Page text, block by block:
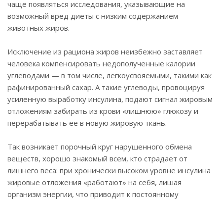
чаще появляться исследования, указывающие на
возможный вред диеты с низким содержанием
животных жиров.
Исключение из рациона жиров неизбежно заставляет
человека компенсировать недополученные калории
углеводами — в том числе, легкоусвояемыми, такими как
рафинированный сахар. А такие углеводы, провоцируя
усиленную выработку инсулина, подают сигнал жировым
отложениям забирать из крови «лишнюю» глюкозу и
перерабатывать ее в новую жировую ткань.
Так возникает порочный круг нарушенного обмена
веществ, хорошо знакомый всем, кто страдает от
лишнего веса: при хронически высоком уровне инсулина
жировые отложения «работают» на себя, лишая
организм энергии, что приводит к постоянному